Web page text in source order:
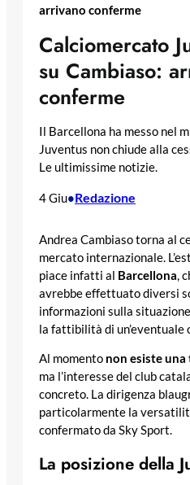
arrivano conferme
Calciomercato
su Cambiaso:
conferme
Il Barcellona ha messo nel
Juventus non chiude alla
Le ultimissime notizie.
4 Giu•Redazione
Andrea Cambiaso torna al
mercato internazionale.
piace infatti al Barcellona,
avrebbe effettuato diversi
informazioni sulla
la fattibilità di un’eventuale
Al momento non esiste
ma l’interesse del club
concreto. La dirigenza
particolarmente la
confermato da Sky Sport.
La posizione della